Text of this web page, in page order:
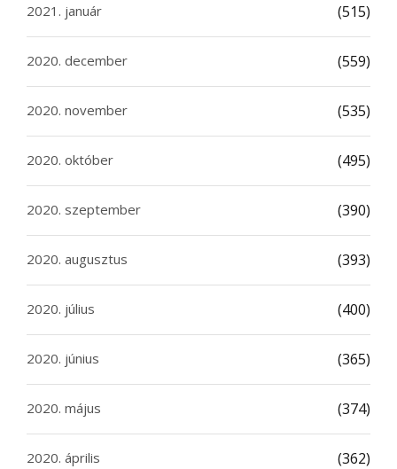
2021. január (515)
2020. december (559)
2020. november (535)
2020. október (495)
2020. szeptember (390)
2020. augusztus (393)
2020. július (400)
2020. június (365)
2020. május (374)
2020. április (362)